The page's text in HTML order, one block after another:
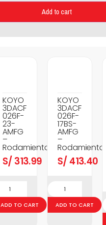
Add to cart
KOYO
3DACF
026F-
23-
AMFG
–
Rodamientos
S/ 313.99
ADD TO CART
KOYO
3DACF
026F-
17BS-
AMFG
–
Rodamientos
S/ 413.40
ADD TO CART